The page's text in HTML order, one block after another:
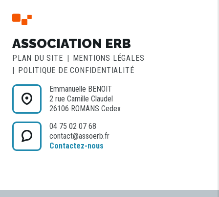
ASSOCIATION ERB
PLAN DU SITE
MENTIONS LÉGALES
POLITIQUE DE CONFIDENTIALITÉ
Emmanuelle BENOIT
2 rue Camille Claudel
26106 ROMANS Cedex
04 75 02 07 68
contact@assoerb.fr
Contactez-nous